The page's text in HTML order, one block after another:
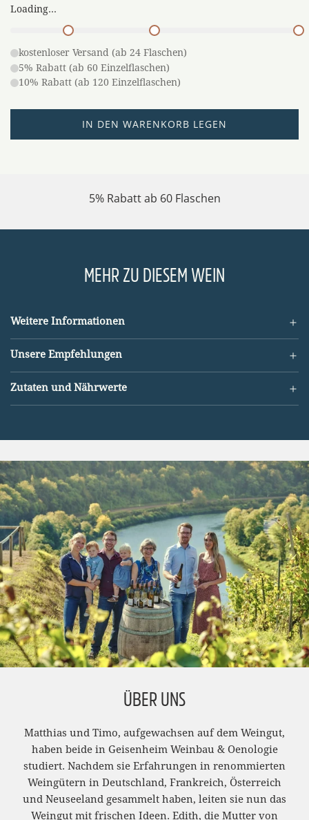
Loading...
kostenloser Versand (ab 24 Flaschen)
5% Rabatt (ab 60 Einzelflaschen)
10% Rabatt (ab 120 Einzelflaschen)
L
A
.
IN DEN WARENKORB LEGEN
5% Rabatt ab 60 Flaschen
MEHR ZU DIESEM WEIN
Weitere Informationen
Unsere Empfehlungen
Zutaten und Nährwerte
ÜBER UNS
Matthias und Timo, aufgewachsen auf dem Weingut,
haben beide in Geisenheim Weinbau & Oenologie
studiert. Nachdem sie Erfahrungen in renommierten
Weingütern in Deutschland, Frankreich, Österreich
und Neuseeland gesammelt haben, leiten sie nun das
Weingut mit frischen Ideen. Edith, die Mutter von